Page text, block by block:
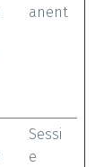
anent
Sessi
e